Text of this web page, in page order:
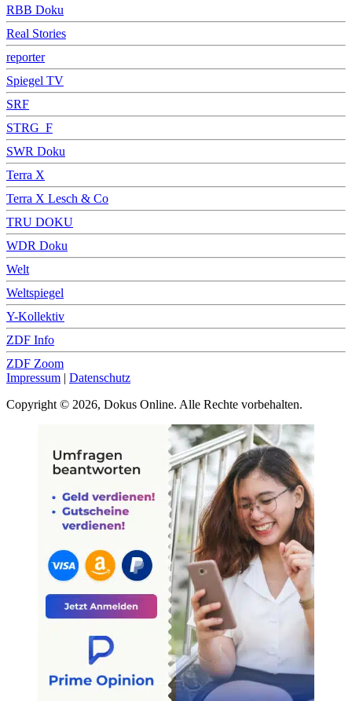
RBB Doku
Real Stories
reporter
Spiegel TV
SRF
STRG_F
SWR Doku
Terra X
Terra X Lesch & Co
TRU DOKU
WDR Doku
Welt
Weltspiegel
Y-Kollektiv
ZDF Info
ZDF Zoom
Impressum | Datenschutz
Copyright © 2026, Dokus Online. Alle Rechte vorbehalten.